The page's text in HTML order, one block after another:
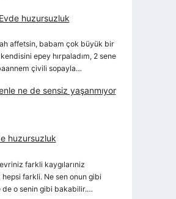
Evde huzursuzluk
affetsin, babam çok büyük bir
epey hırpaladım, 2 sene
çivili sopayla…
ne de sensiz yaşanmıyor
huzursuzluk
farkli kaygılarıniz
farkli. Ne sen onun gibi
de o senin gibi bakabilir.…